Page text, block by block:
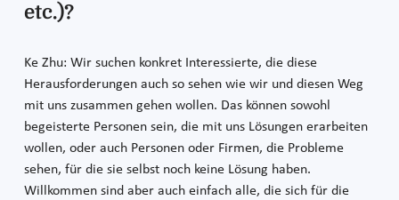
etc.)?
Ke Zhu: Wir suchen konkret Interessierte, die diese
Herausforderungen auch so sehen wie wir und diesen Weg
mit uns zusammen gehen wollen. Das können sowohl
begeisterte Personen sein, die mit uns Lösungen erarbeiten
wollen, oder auch Personen oder Firmen, die Probleme
sehen, für die sie selbst noch keine Lösung haben.
Willkommen sind aber auch einfach alle, die sich für die